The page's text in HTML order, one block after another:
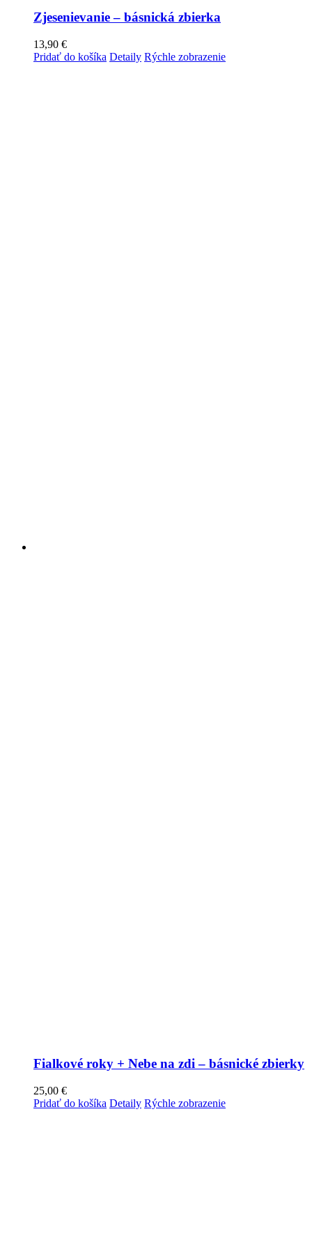
Zjesenievanie – básnická zbierka
13,90 €
Pridať do košíka Detaily Rýchle zobrazenie
Fialkové roky + Nebe na zdi – básnické zbierky
25,00 €
Pridať do košíka Detaily Rýchle zobrazenie